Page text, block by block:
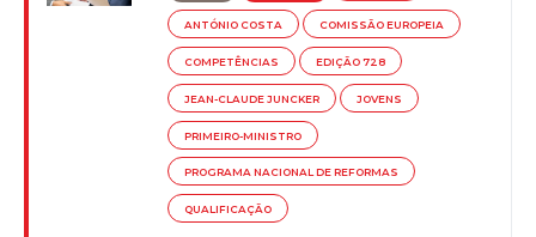
ANTÓNIO COSTA COMISSÃO EUROPEIA
COMPETÊNCIAS EDIÇÃO 728
JEAN-CLAUDE JUNCKER JOVENS
PRIMEIRO-MINISTRO
PROGRAMA NACIONAL DE REFORMAS
QUALIFICAÇÃO